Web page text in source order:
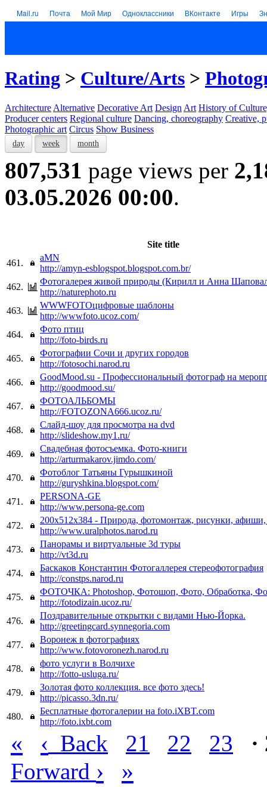
Mail.ru Почта Мой Мир Одноклассники ВКонтакте Игры
Rating > Culture/Arts >
Architecture Alternative Decorative Art Design Art History of
Producer centers Regional culture Dancing, choreography Creative,
Photographic art Circus Show Business
day week month
807,531 page views per
03.05.2026 00:00.
Site title
461.
aMN
http://amyn-esblogspot.blogspot.com.br/
462.
Фотогалерея живой природы (Кирилл и Анна
http://naturephoto.ru
463.
WWWFOTOцифровые шаблоны
http://wwwfoto.ucoz.com/
464.
Фото птиц
http://foto-birds.ru
465.
Фотографии Сочи и других городов
http://fotosochi.narod.ru
466.
GoodMood.su - Профессиональный фотограф на
http://goodmood.su/
467.
ФОТОАЛЬБОМЫ
http://FOTOZONA666.ucoz.ru/
468.
Слайд-шоу для просмотра на dvd
http://slideshow.my1.ru/
469.
Свадебная фотосъемка. Фото-книги
http://arturmakarov.jimdo.com/
470.
Фотоблог Татьяны Гурышкиной
http://guryshkina.blogspot.com/
471.
PERSONA-GE
http://www.persona-ge.com
472.
200x512x384 - Природа, фотомонтаж, рисунки, афиши,
http://www.uralphotos.narod.ru
473.
Панорамы и виртуальные 3d туры
http://vt3d.ru
474.
Баскаков Константин Фотогаллерея стереофотография
http://constps.narod.ru
475.
ФОТОЧКА: Photoshop, Фотошоп, Фото, Обработка,
http://fotodizain.ucoz.ru/
476.
Поздравительные открытки с видами Нью-Йорка.
http://greetingcard.synnegoria.com
477.
Воронеж в фотографиях
http://www.fotovoronezh.narod.ru
478.
фото услуги в Волчихе
http://fotto-usluga.ru/
479.
Золотая фото коллекция. все фото здесь!
http://picasso.3dn.ru/
480.
Бесплатные фотогалерии на foto.iXBT.com
http://foto.ixbt.com
« ‹ Back 21 22 23
Forward › »